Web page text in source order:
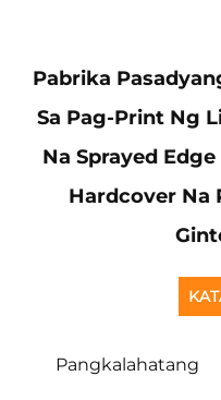
Pabrika
Sa Pag-Print Ng
Na Sprayed
Hardcover Na
Pangkalahatang